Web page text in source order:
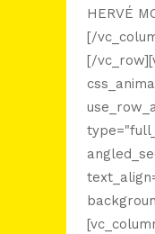
HERVÉ
[/
[/